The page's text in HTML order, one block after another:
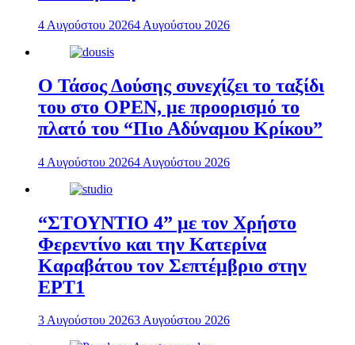
4 Αυγούστου 20264 Αυγούστου 2026
Ο Τάσος Δούσης συνεχίζει το ταξίδι
του στο OPEN, με προορισμό το
πλατό του “Πιο Αδύναμου Κρίκου”
4 Αυγούστου 20264 Αυγούστου 2026
“ΣΤΟΥΝΤΙΟ 4” με τον Χρήστο
Φερεντίνο και την Κατερίνα
Καραβάτου τον Σεπτέμβριο στην
ΕΡΤ1
3 Αυγούστου 20263 Αυγούστου 2026